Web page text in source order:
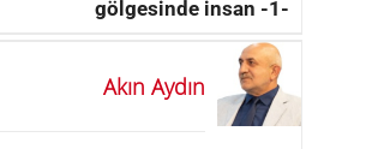
gölgesinde insan -1-
Akın Aydın